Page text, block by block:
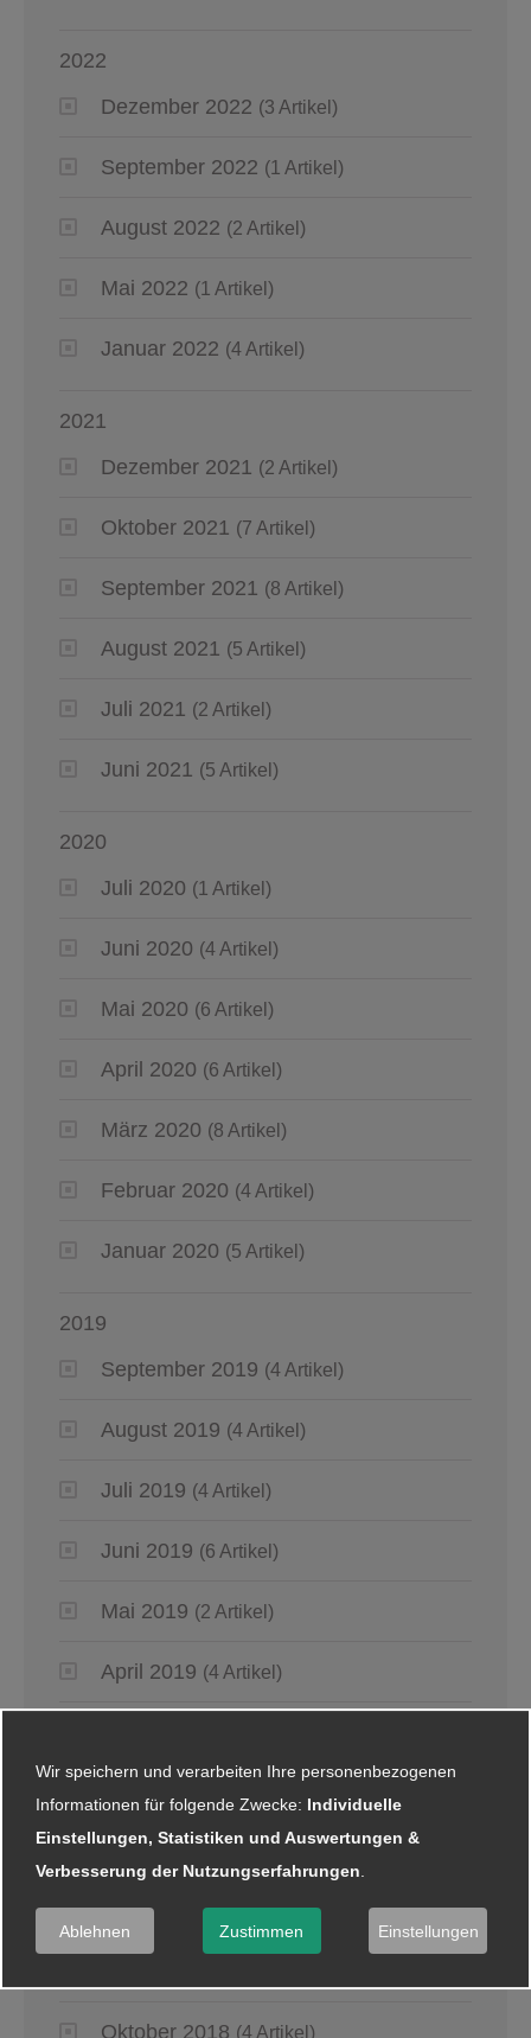
2022
Dezember 2022 (3 Artikel)
September 2022 (1 Artikel)
August 2022 (2 Artikel)
Mai 2022 (1 Artikel)
Januar 2022 (4 Artikel)
2021
Dezember 2021 (2 Artikel)
Oktober 2021 (7 Artikel)
September 2021 (8 Artikel)
August 2021 (5 Artikel)
Juli 2021 (2 Artikel)
Juni 2021 (5 Artikel)
2020
Juli 2020 (1 Artikel)
Juni 2020 (4 Artikel)
Mai 2020 (6 Artikel)
April 2020 (6 Artikel)
März 2020 (8 Artikel)
Februar 2020 (4 Artikel)
Januar 2020 (5 Artikel)
2019
September 2019 (4 Artikel)
August 2019 (4 Artikel)
Juli 2019 (4 Artikel)
Juni 2019 (6 Artikel)
Mai 2019 (2 Artikel)
April 2019 (4 Artikel)
2018
Dezember 2018 (8 Artikel)
Oktober 2018 (4 Artikel)
Wir speichern und verarbeiten Ihre personenbezogenen
Informationen für folgende Zwecke: Individuelle
Einstellungen, Statistiken und Auswertungen &
Verbesserung der Nutzungserfahrungen.
Ablehnen Zustimmen Einstellungen